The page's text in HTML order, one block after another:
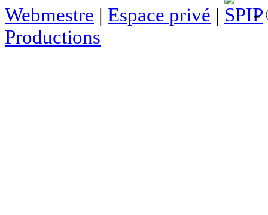
Webmestre | Espace privé |
-
Productions